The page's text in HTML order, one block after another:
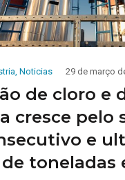
Noticias 29 de março
de cloro e
cresce pelo
e
toneladas